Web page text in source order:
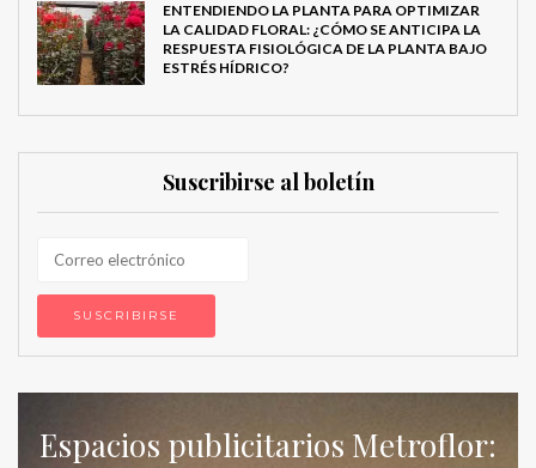
ENTENDIENDO LA PLANTA PARA OPTIMIZAR
LA CALIDAD FLORAL: ¿CÓMO SE ANTICIPA LA
RESPUESTA FISIOLÓGICA DE LA PLANTA BAJO
ESTRÉS HÍDRICO?
Suscribirse al boletín
Espacios publicitarios Metroflor: